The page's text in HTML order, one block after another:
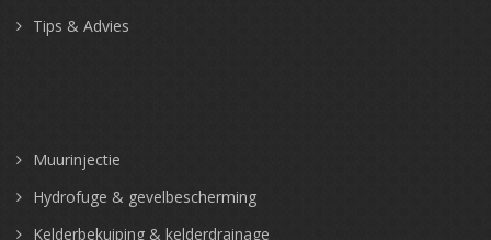
Tips & Advies
Muurinjectie
Hydrofuge & gevelbescherming
Kelderbekuiping & kelderdrainage